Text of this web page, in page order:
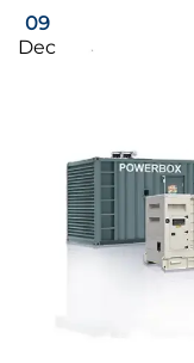
09
Dec